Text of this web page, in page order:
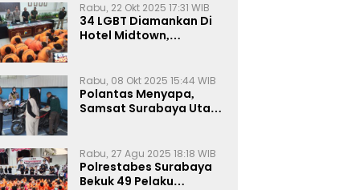
Rabu, 22 Okt 2025 17:31 WIB
34 LGBT Diamankan Di
Hotel Midtown,
Rabu, 08 Okt 2025 15:44 WIB
Polantas Menyapa,
Samsat Surabaya Utara
Rabu, 27 Agu 2025 18:18 WIB
Polrestabes Surabaya
Bekuk 49 Pelaku